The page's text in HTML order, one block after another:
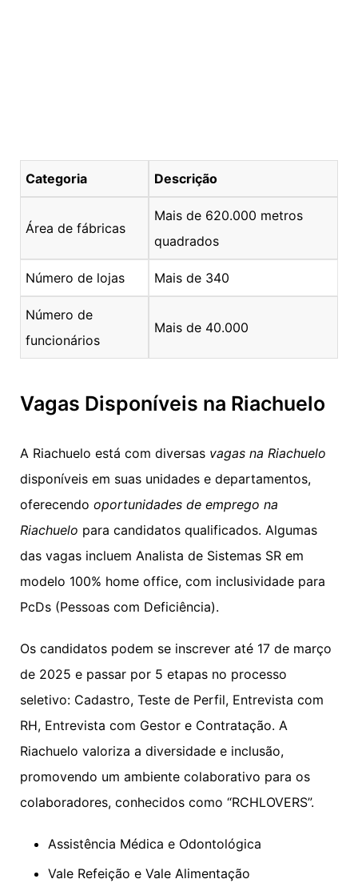
Categoria Descrição
Área de fábricas
Mais de 620.000 metros
quadrados
Número de lojas Mais de 340
Número de
funcionários
Mais de 40.000
Vagas Disponíveis na Riachuelo
A Riachuelo está com diversas vagas na Riachuelo
disponíveis em suas unidades e departamentos,
oferecendo oportunidades de emprego na
Riachuelo para candidatos qualificados. Algumas
das vagas incluem Analista de Sistemas SR em
modelo 100% home office, com inclusividade para
PcDs (Pessoas com Deficiência).
Os candidatos podem se inscrever até 17 de março
de 2025 e passar por 5 etapas no processo
seletivo: Cadastro, Teste de Perfil, Entrevista com
RH, Entrevista com Gestor e Contratação. A
Riachuelo valoriza a diversidade e inclusão,
promovendo um ambiente colaborativo para os
colaboradores, conhecidos como “RCHLOVERS”.
Assistência Médica e Odontológica
Vale Refeição e Vale Alimentação